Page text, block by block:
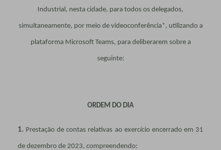
Industrial, nesta cidade, para todos os delegados,
simultaneamente, por meio de videoconferência*, utilizando a
plataforma Microsoft Teams, para deliberarem sobre a
seguinte:
ORDEM DO DIA
1. Prestação de contas relativas ao exercício encerrado em 31
de dezembro de 2023, compreendendo: